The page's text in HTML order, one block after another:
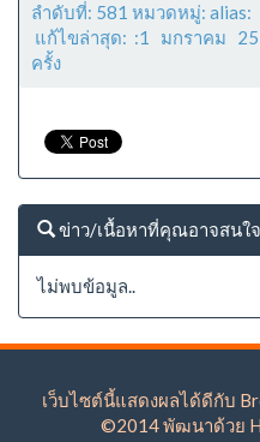
ลำดับที่: 581 หมวดหมู่: alias:
แก้ไขล่าสุด: :1 มกราคม
ครั้ง
ข่าว/เนื้อหาที่คุณอาจสนใจ
ไม่พบข้อมูล..
เว็บไซต์นี้แสดงผลได้ดีกับ
©2014 พัฒนาด้วย